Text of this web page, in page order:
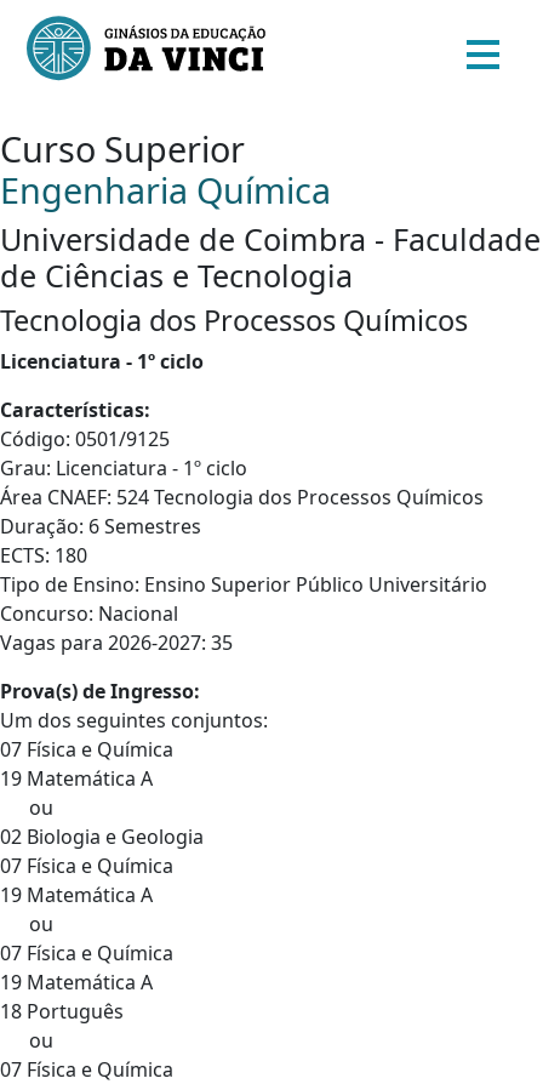
Curso Superior
Engenharia Química
Universidade de Coimbra - Faculdade
de Ciências e Tecnologia
Tecnologia dos Processos Químicos
Licenciatura - 1º ciclo
Características:
Código: 0501/9125
Grau: Licenciatura - 1º ciclo
Área CNAEF: 524 Tecnologia dos Processos Químicos
Duração: 6 Semestres
ECTS: 180
Tipo de Ensino: Ensino Superior Público Universitário
Concurso: Nacional
Vagas para 2026-2027: 35
Prova(s) de Ingresso:
Um dos seguintes conjuntos:
07 Física e Química
19 Matemática A
ou
02 Biologia e Geologia
07 Física e Química
19 Matemática A
ou
07 Física e Química
19 Matemática A
18 Português
ou
07 Física e Química